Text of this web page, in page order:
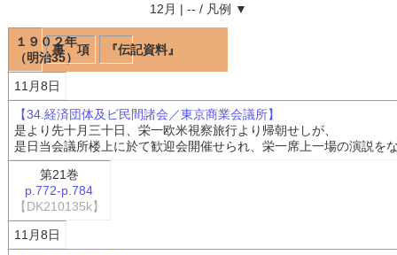
12月 | -- / 凡例 ▼
１９０２年
（明治35）
事 項 『伝記資料』
11月8日
【34.経済団体及ビ民間諸会／東京商業会議所】
是より先十月三十日、栄一欧米視察旅行より帰朝せしが、
是日当会議所楼上に於て歓迎会開催せられ、栄一席上一場の演説を
第21巻
p.772-p.784
【DK210135k】
11月8日